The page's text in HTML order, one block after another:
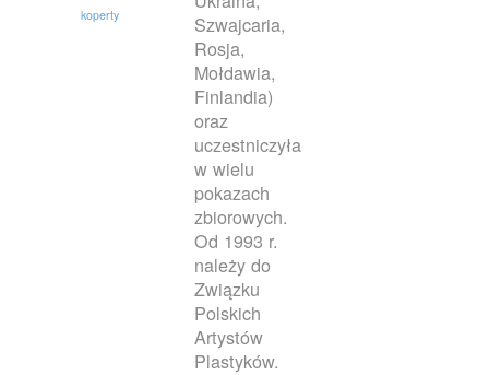
koperty
Szwajcaria,
Rosja,
Mołdawia,
Finlandia)
oraz
uczestniczyła
w wielu
pokazach
zbiorowych.
Od 1993 r.
należy do
Związku
Polskich
Artystów
Plastyków.